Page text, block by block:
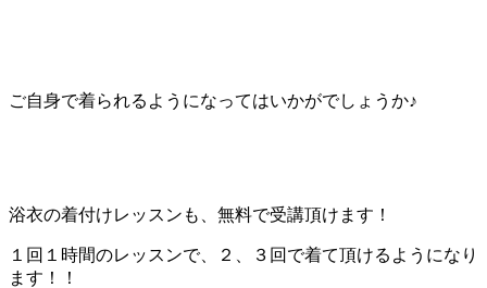
ご自身で着られるようになってはいかがでしょうか♪
浴衣の着付けレッスンも、無料で受講頂けます！
１回１時間のレッスンで、２、３回で着て頂けるようになり
ます！！